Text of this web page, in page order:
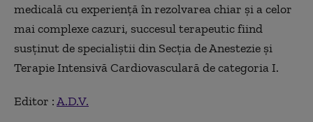
medicală cu experiență în rezolvarea chiar și a celor
mai complexe cazuri, succesul terapeutic fiind
susținut de specialiștii din Secția de Anestezie și
Terapie Intensivă Cardiovasculară de categoria I.
Editor :A.D.V.